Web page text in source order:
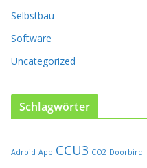
r
d
u
e
t
Selbstbau
Software
Uncategorized
Schlagwörter
Adroid App CCU3 CO2 Doorbird